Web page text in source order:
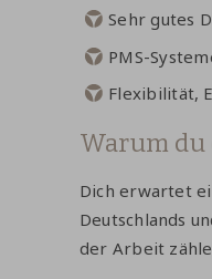
Sehr gutes
PMS-
Flexibilität,
Warum du
Dich erwartet
Deutschlands
der Arbeit